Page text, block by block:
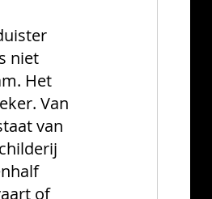
niet
Het
Van
van
of